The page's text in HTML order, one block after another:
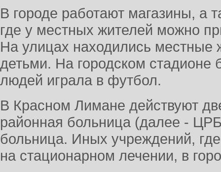
В городе работают магазины, а
где у местных жителей можно
На улицах находились местные
детьми. На городском
людей играла в футбол.
В Красном Лимане действуют
районная больница (далее -
больница. Иных учреждений,
на стационарном лечении, в